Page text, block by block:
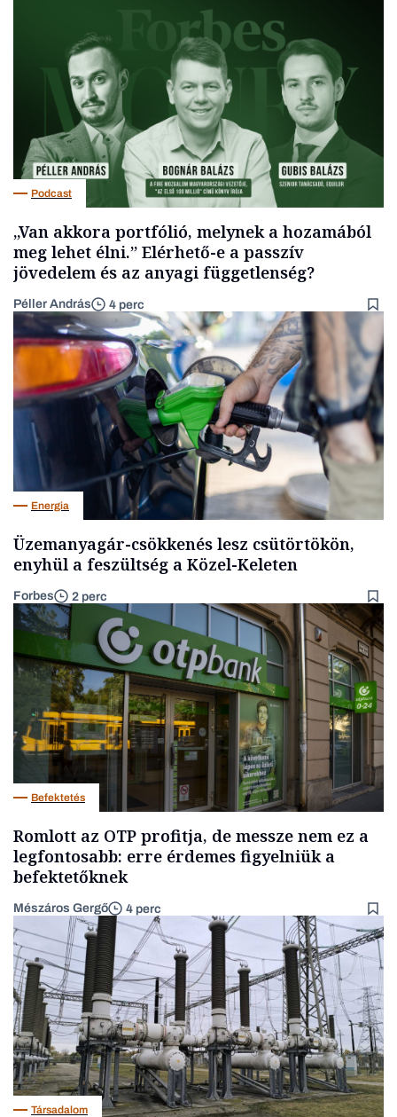
Podcast
„Van akkora portfólió, melynek a hozamából
meg lehet élni.” Elérhető-e a passzív
jövedelem és az anyagi függetlenség?
Péller András 4 perc
Energia
Üzemanyagár-csökkenés lesz csütörtökön,
enyhül a feszültség a Közel-Keleten
Forbes 2 perc
Befektetés
Romlott az OTP profitja, de messze nem ez a
legfontosabb: erre érdemes figyelniük a
befektetőknek
Mészáros Gergő 4 perc
Társadalom